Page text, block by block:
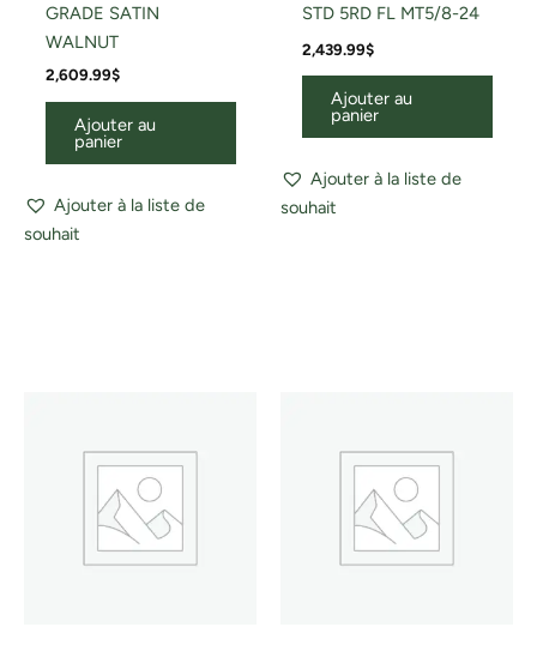
GRADE SATIN
WALNUT
2,609.99$
Ajouter au
panier
Ajouter à la liste de
souhait
STD 5RD FL MT5/8-24
2,439.99$
Ajouter au
panier
Ajouter à la liste de
souhait